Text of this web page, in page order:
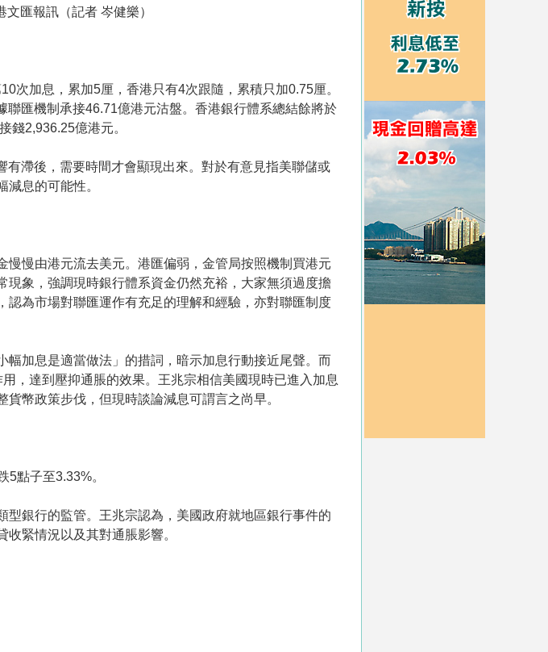
匯報訊（記者 岑健樂）
次加息，累加5厘，香港只有4次跟隨，累積只加0.75厘。
匯機制承接46.71億港元沽盤。香港銀行體系總結餘將於
錢2,936.25億港元。
滯後，需要時間才會顯現出來。對於有意見指美聯儲或
息的可能性。
慢由港元流去美元。港匯偏弱，金管局按照機制買港元
象，強調現時銀行體系資金仍然充裕，大家無須過度擔
為市場對聯匯運作有充足的理解和經驗，亦對聯匯制度
加息是適當做法」的措詞，暗示加息行動接近尾聲。而
，達到壓抑通脹的效果。王兆宗相信美國現時已進入加息
幣政策步伐，但現時談論減息可謂言之尚早。
點子至3.33%。
銀行的監管。王兆宗認為，美國政府就地區銀行事件的
緊情況以及其對通脹影響。